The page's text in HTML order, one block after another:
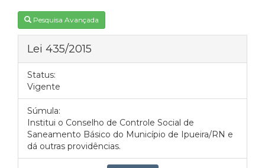
Pesquisa Avançada
Lei 435/2015
Status:
Vigente
Súmula:
Institui o Conselho de Controle Social de
Saneamento Básico do Município de Ipueira/RN e
dá outras providências.